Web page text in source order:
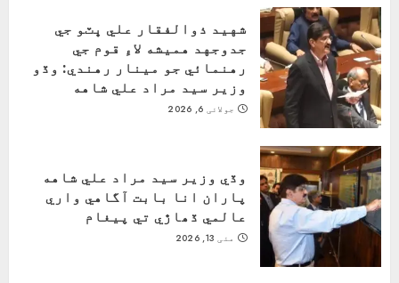
شهيد ذوالفقار علي ڀٽو جي
جدوجهد هميشه لاءِ قوم جي
رهنمائي جو مينار رهندي: وڏو
وزير سيد مراد علي شاهه
جولائی 6, 2026
وڏي وزير سيد مراد علي شاهه
پاران انا بابت آگاهي واري
عالمي ڏھاڙي تي پيغام
مئی 13, 2026